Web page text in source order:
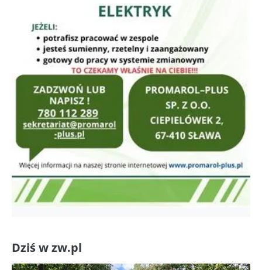
Dziś w zw.pl